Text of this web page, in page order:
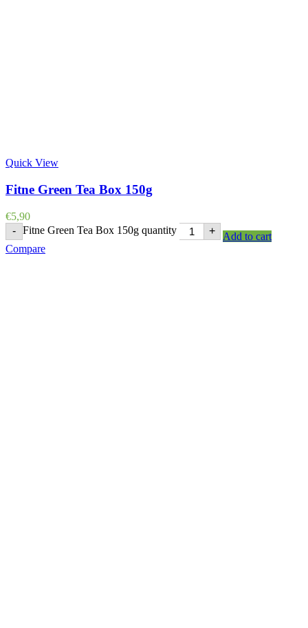
Quick View
Fitne Green Tea Box 150g
€5,90
- Fitne Green Tea Box 150g quantity +
Add to cart
Compare